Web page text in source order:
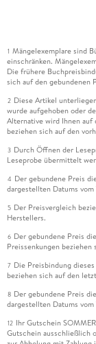
1 Mängelexemplare sind
einschränken.
Die frühere
sich auf den gebundenen
2 Diese Artikel
wurde aufgehoben oder
Alternative wird Ihnen auf
beziehen sich auf den
3 Durch Öffnen der
Leseprobe übermittelt
4 Der gebundene Preis
dargestellten Datums vom
5 Der Preisvergleich
Herstellers.
6 Der gebundene Preis
Preissenkungen
7 Die Preisbindung
beziehen sich auf den
8 Der gebundene Preis
dargestellten Datums vom
12 Ihr Gutschein
Gutschein ausschließlich